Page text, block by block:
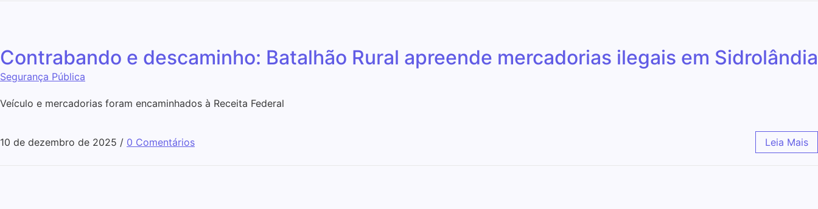
Contrabando e descaminho: Batalhão Rural apreende mercadorias ilegais em Sidrolândia
Segurança Pública
Veículo e mercadorias foram encaminhados à Receita Federal
10 de dezembro de 2025 / 0 Comentários Leia Mais